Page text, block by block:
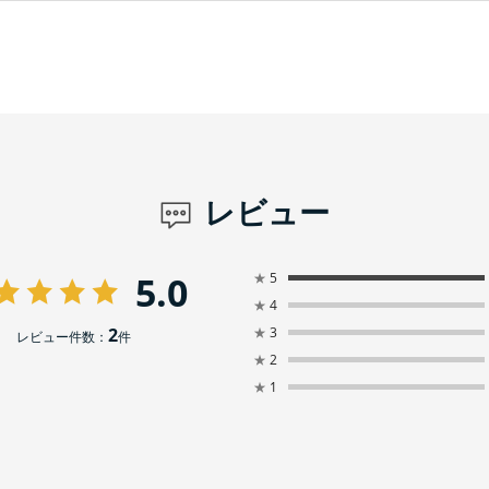
レビュー
5.0
レビュー件数： 2件
★ 5
★ 4
★ 3
★ 2
★ 1